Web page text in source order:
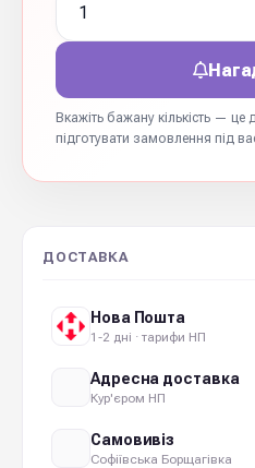
Вкажіть бажану кількість —
підготувати замовлення під
ДОСТАВКА
Нова Пошта
1-2 дні · тарифи НП
Адресна доставка
Кур'єром НП
Самовивіз
Софіївська Борщагівка